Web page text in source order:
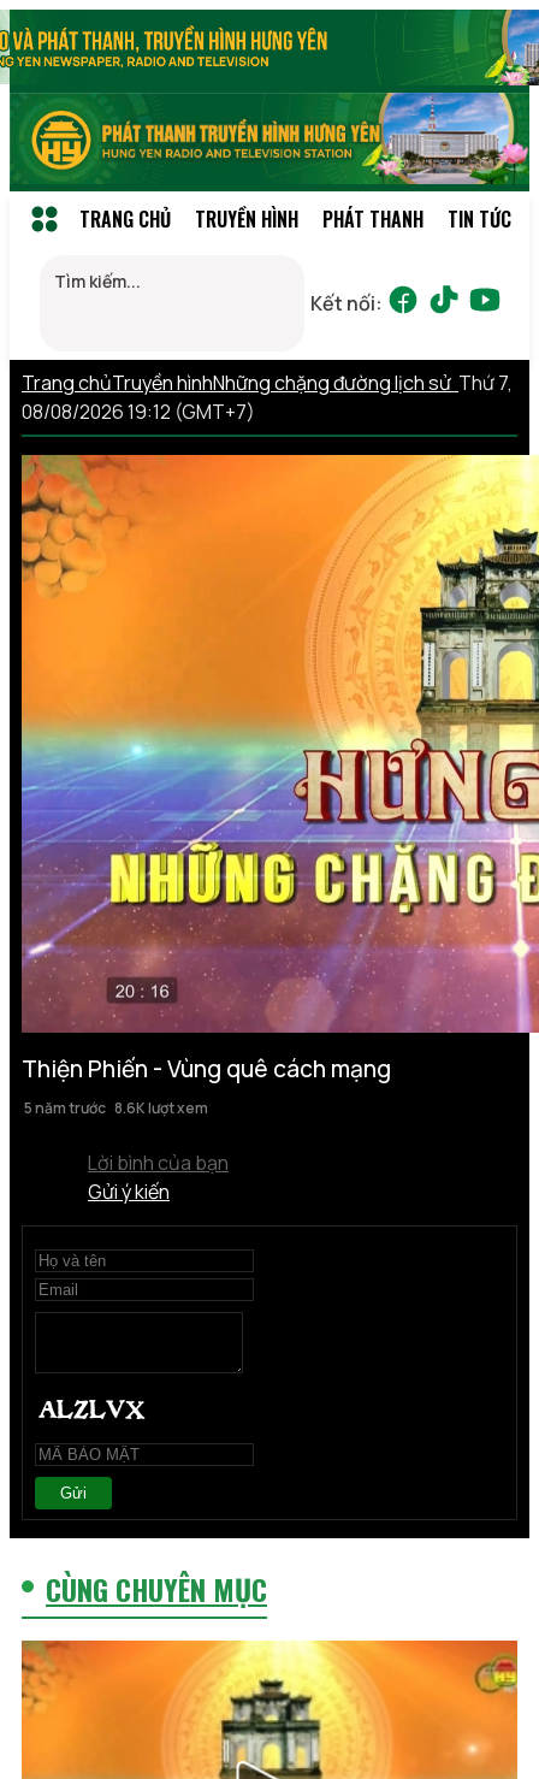
TRANG CHỦ TRUYỀN HÌNH PHÁT THANH TIN TỨC
Kết nối:
Trang chủTruyền hìnhNhững chặng đường lịch sử Thứ 7,
08/08/2026 19:12 (GMT+7)
Thiện Phiến - Vùng quê cách mạng
5 năm trước 8.6K lượt xem
Lời bình của bạn
Gửi ý kiến
Gửi
CÙNG CHUYÊN MỤC